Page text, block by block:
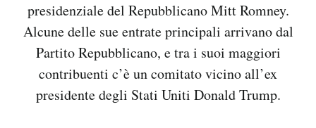
presidenziale del Repubblicano Mitt Romney.
Alcune delle sue entrate principali arrivano dal
Partito Repubblicano, e tra i suoi maggiori
contribuenti c’è un comitato vicino all’ex
presidente degli Stati Uniti Donald Trump.